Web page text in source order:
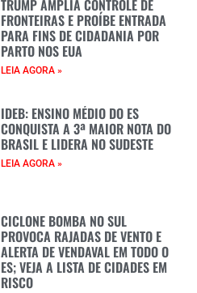
TRUMP AMPLIA CONTROLE DE
FRONTEIRAS E PROÍBE ENTRADA
PARA FINS DE CIDADANIA POR
PARTO NOS EUA
LEIA AGORA »
IDEB: ENSINO MÉDIO DO ES
CONQUISTA A 3ª MAIOR NOTA DO
BRASIL E LIDERA NO SUDESTE
LEIA AGORA »
CICLONE BOMBA NO SUL
PROVOCA RAJADAS DE VENTO E
ALERTA DE VENDAVAL EM TODO O
ES; VEJA A LISTA DE CIDADES EM
RISCO